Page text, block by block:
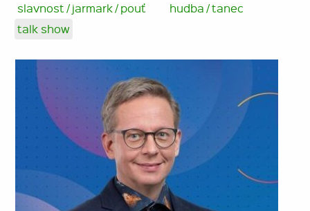
slavnost / jarmark / pouť
hudba / tanec
talk show